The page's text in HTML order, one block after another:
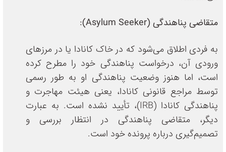
متقاضی پناهندگی(Asylum Seeker)
:
به فردی اطلاق می‌شود که در خاک کانادا یا در مرزهای
ورودی آن، درخواست پناهندگی خود را مطرح کرده
است، اما هنوز وضعیت پناهندگی او به طور رسمی
توسط مراجع قانونی کانادا، یعنی هیئت مهاجرت و
پناهندگی کانادا (IRB)، تأیید نشده است. به عبارت
دیگر، متقاضی پناهندگی در انتظار بررسی و
تصمیم‌گیری درباره پرونده خود است.